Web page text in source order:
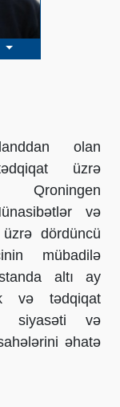
olan
üzrə
və
dördüncü
mübadilə
altı ay
və tədqiqat
siyasəti və
əhatə